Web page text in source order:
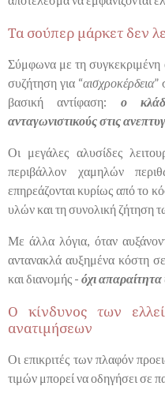
Τα σούπερ μάρκετ δεν
Σύμφωνα με τη συγκεκριμένη
συζήτηση για “αισχροκέρδεια”
βασική αντίφαση: ο
ανταγωνιστικούς στις
Οι μεγάλες αλυσίδες
περιβάλλον χαμηλών
επηρεάζονται κυρίως από το
υλών και τη συνολική ζήτηση
Με άλλα λόγια, όταν
αντανακλά αυξημένα κόστη
και διανομής - όχι
Ο κίνδυνος των
ανατιμήσεων
Οι επικριτές των πλαφόν
τιμών μπορεί να οδηγήσει σε